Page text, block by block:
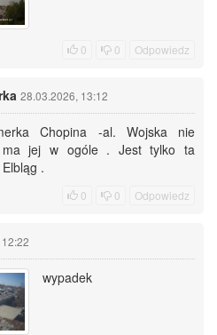
0 0 Odpowiedz
28.03.2026, 13:12
Chopina -al. Wojska nie
ma jej w ogóle . Jest tylko ta
.
0 0 Odpowiedz
wypadek